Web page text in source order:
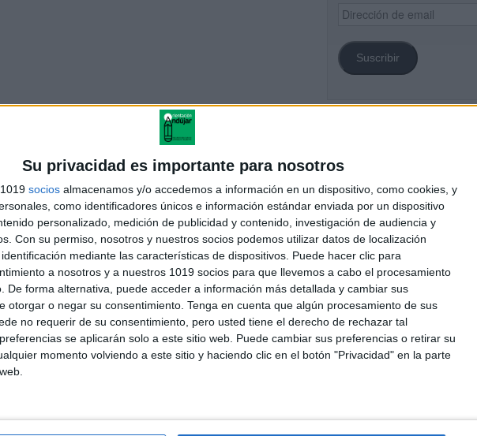
Su privacidad es importante para nosotros
socios almacenamos y/o accedemos a información en un dispositivo, como cookies, y
como identificadores únicos e información estándar enviada por un dispositivo
personalizado, medición de publicidad y contenido, investigación de audiencia y
Con su permiso, nosotros y nuestros socios podemos utilizar datos de localización
mediante las características de dispositivos. Puede hacer clic para
a nosotros y a nuestros 1019 socios para que llevemos a cabo el procesamiento
De forma alternativa, puede acceder a información más detallada y cambiar sus
otorgar o negar su consentimiento. Tenga en cuenta que algún procesamiento de sus
no requerir de su consentimiento, pero usted tiene el derecho de rechazar tal
se aplicarán solo a este sitio web. Puede cambiar sus preferencias o retirar su
momento volviendo a este sitio y haciendo clic en el botón "Privacidad" en la parte
2025-2026 Modelo
Historia de la Filosofía
un blog, es la apuesta personal de dos profesores Ginés y
son los encargados de los contenidos que encontramos
la mayor parte del tiempo, que sus tareas como docentes, y
les permite.
Dirección
de
Suscribir
SIGUE NUESTROS TABLEROS
FACEBOOK